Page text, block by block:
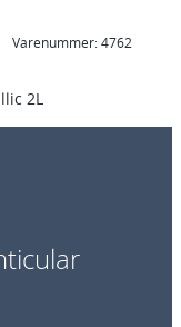
Varenummer:4762
2L